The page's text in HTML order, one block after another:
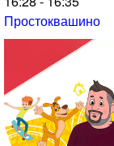
Простоквашино